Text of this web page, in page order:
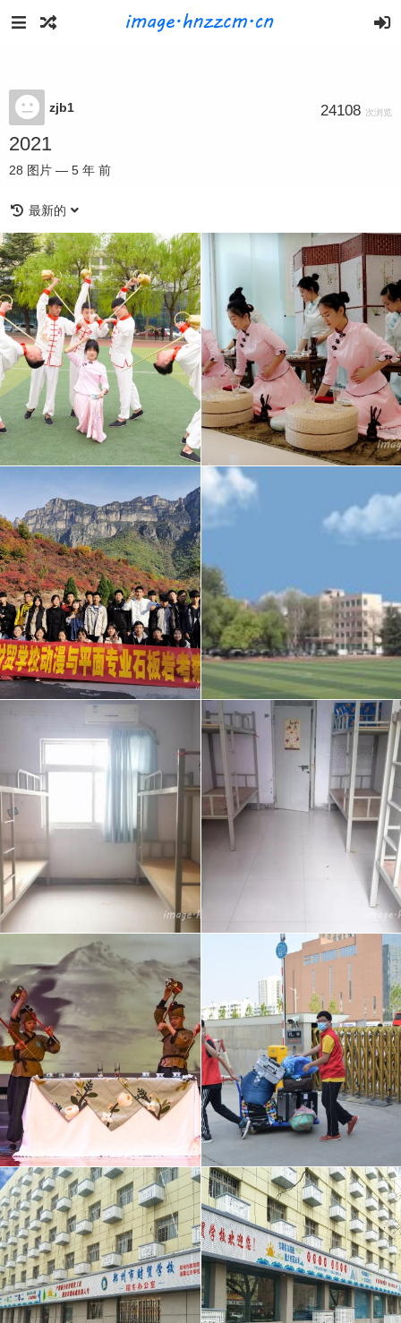
zjb1 24108 次浏览
2021
28 图片 — 5 年 前
最新的